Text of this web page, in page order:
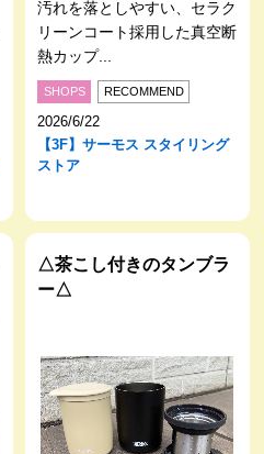
汚れを落としやすい、セラク
リーンコート採用した真空断
熱カップ...
SHOPS RECOMMEND
2026/6/22
【3F】サーモス スタイリング
ストア
△茶こし付きのタンブラ
ー△